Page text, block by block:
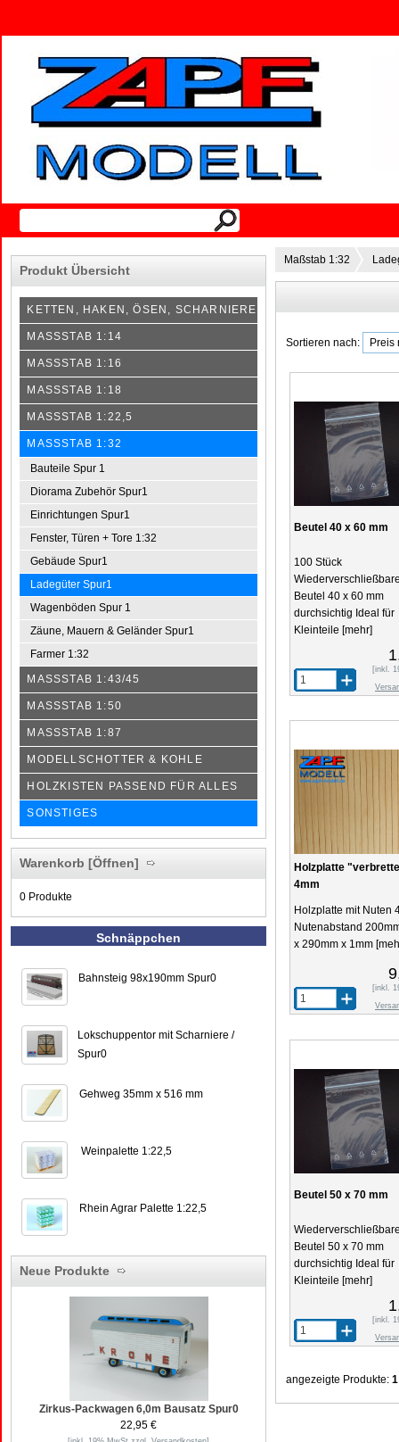
Produkt Übersicht
KETTEN, HAKEN, ÖSEN, SCHARNIERE
MASSSTAB 1:14
MASSSTAB 1:16
MASSSTAB 1:18
MASSSTAB 1:22,5
MASSSTAB 1:32
Bauteile Spur 1
Diorama Zubehör Spur1
Einrichtungen Spur1
Fenster, Türen + Tore 1:32
Gebäude Spur1
Ladegüter Spur1
Wagenböden Spur 1
Zäune, Mauern & Geländer Spur1
Farmer 1:32
MASSSTAB 1:43/45
MASSSTAB 1:50
MASSSTAB 1:87
MODELLSCHOTTER & KOHLE
HOLZKISTEN PASSEND FÜR ALLES
SONSTIGES
Warenkorb [Öffnen]
0 Produkte
Schnäppchen
Bahnsteig 98x190mm Spur0
Lokschuppentor mit Scharniere /
Spur0
Gehweg 35mm x 516 mm
Weinpalette 1:22,5
Rhein Agrar Palette 1:22,5
Neue Produkte
Zirkus-Packwagen 6,0m Bausatz Spur0
22,95 €
Maßstab 1:32
Sortieren nach:
Beutel 40 x 60 mm
100 Stück
Beutel 40 x 60 mm
durchsichtig Ideal für
Kleinteile [mehr]
[inkl.
Holzplatte
4mm
Holzplatte mit Nuten
Nutenabstand
x 290mm x 1mm
[inkl.
Beutel 50 x 70 mm
Beutel 50 x 70 mm
durchsichtig Ideal für
Kleinteile [mehr]
[inkl.
angezeigte Produkte: 1